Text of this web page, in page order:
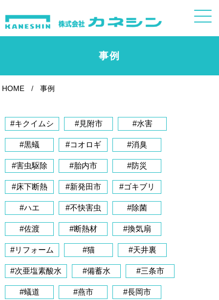
事例
HOME 事例
#キクイムシ #見附市 #水害
#黒蟻 #コオロギ #消臭
#害虫駆除 #胎内市 #防災
#床下断熱 #新発田市 #ゴキブリ
#ハエ #不快害虫 #除菌
#佐渡 #断熱材 #換気扇
#リフォーム #猫 #天井裏
#次亜塩素酸水 #備蓄水 #三条市
#蟻道 #燕市 #長岡市